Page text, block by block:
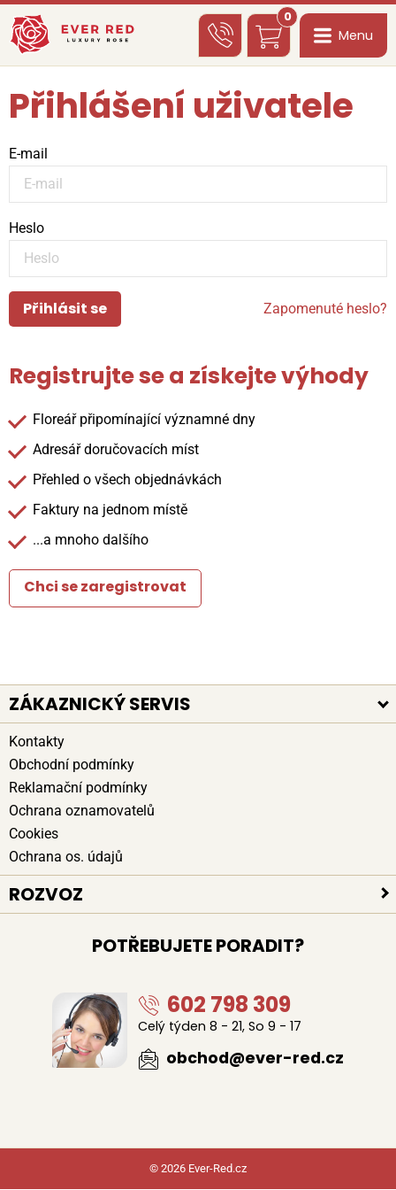
0
Menu
Přihlášení uživatele
E-mail
Heslo
Přihlásit se Zapomenuté heslo?
Registrujte se a získejte výhody
Floreář připomínající významné dny
Adresář doručovacích míst
Přehled o všech objednávkách
Faktury na jednom místě
...a mnoho dalšího
Chci se zaregistrovat
ZÁKAZNICKÝ SERVIS
Kontakty
Obchodní podmínky
Reklamační podmínky
Ochrana oznamovatelů
Cookies
Ochrana os. údajů
ROZVOZ
Bezpečné doručeníPOTŘEBUJETE PORADIT?
602 798 309
Celý týden 8 - 21, So 9 - 17
obchod@ever-red.cz
© 2026 Ever-Red.cz